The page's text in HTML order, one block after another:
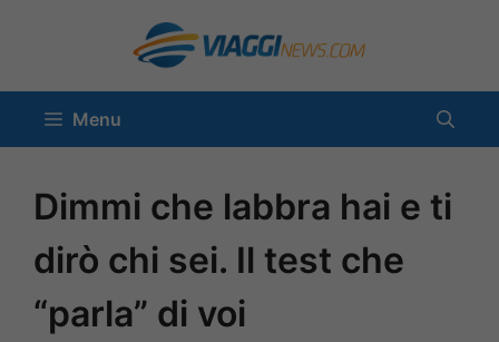
contenuto
Menu
Dimmi che labbra hai e ti
dirò chi sei. Il test che
“parla” di voi